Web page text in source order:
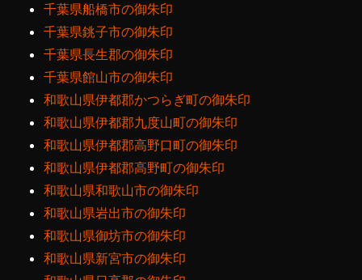
千葉県船橋市の御朱印
千葉県銚子市の御朱印
千葉県長生郡の御朱印
千葉県館山市の御朱印
和歌山県伊都郡かつらぎ町の御朱印
和歌山県伊都郡九度山町の御朱印
和歌山県伊都郡高野口町の御朱印
和歌山県伊都郡高野町の御朱印
和歌山県和歌山市の御朱印
和歌山県岩出市の御朱印
和歌山県御坊市の御朱印
和歌山県新宮市の御朱印